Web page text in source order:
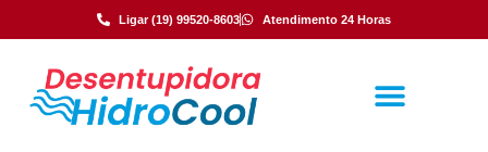
Ligar (19) 99520-8603 Atendimento 24 Horas